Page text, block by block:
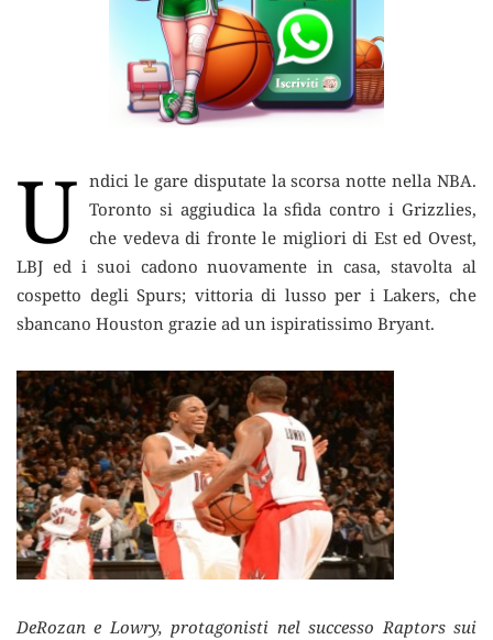
U ndici le gare disputate la scorsa notte nella NBA.
Toronto si aggiudica la sfida contro i Grizzlies,
che vedeva di fronte le migliori di Est ed Ovest,
LBJ ed i suoi cadono nuovamente in casa, stavolta al
cospetto degli Spurs; vittoria di lusso per i Lakers, che
sbancano Houston grazie ad un ispiratissimo Bryant.
DeRozan e Lowry, protagonisti nel successo Raptors sui